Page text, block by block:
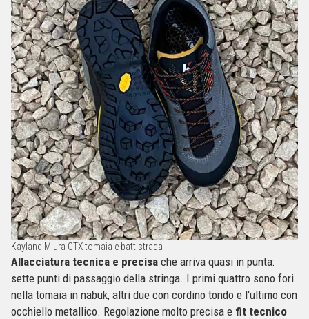
Kayland Miura GTX tomaia e battistrada
Allacciatura tecnica e precisa che arriva quasi in punta:
sette punti di passaggio della stringa. I primi quattro sono fori
nella tomaia in nabuk, altri due con cordino tondo e l'ultimo con
occhiello metallico. Regolazione molto precisa e fit tecnico